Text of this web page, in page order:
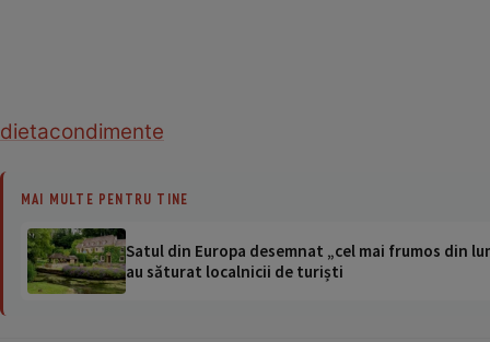
dietacondimente
MAI MULTE PENTRU TINE
Satul din Europa desemnat „cel mai frumos din
au săturat localnicii de turiști